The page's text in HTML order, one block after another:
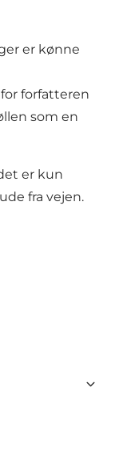
er kønne
forfatteren
som en
er kun
fra vejen.